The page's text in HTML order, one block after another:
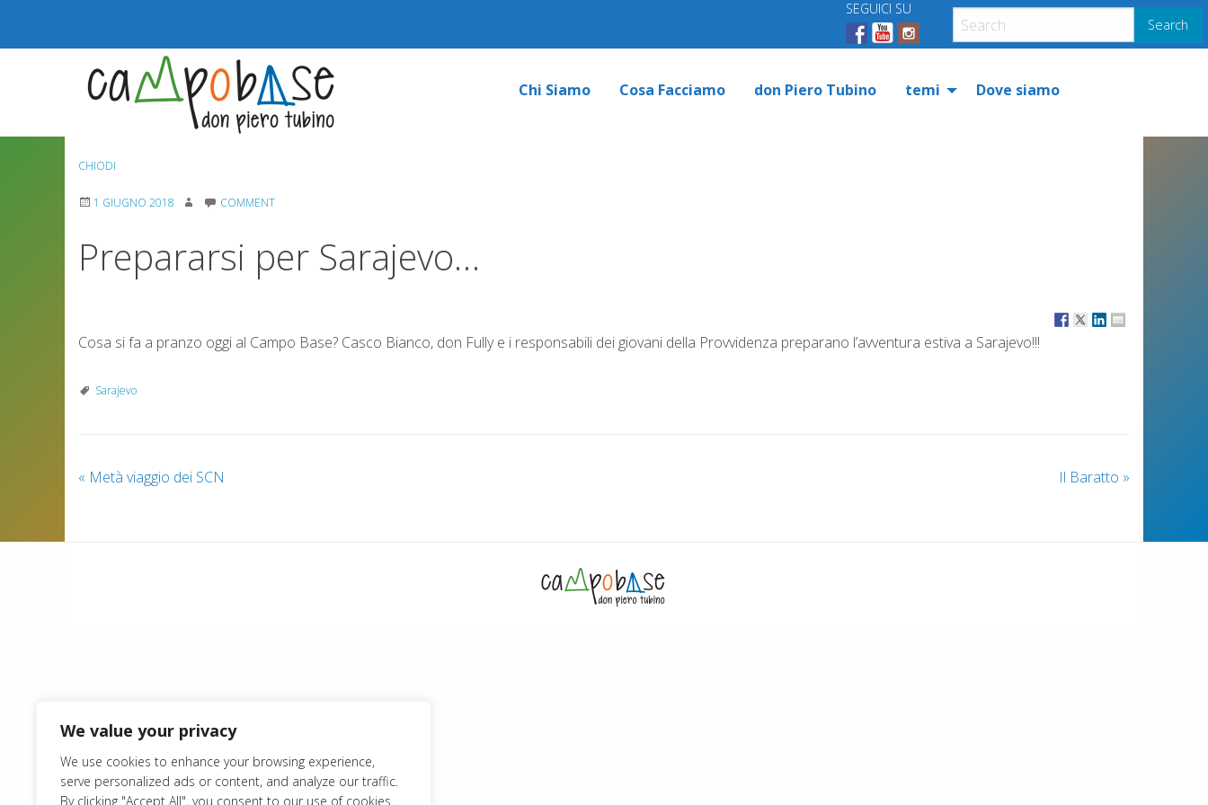
We value your privacy
We use cookies to enhance your browsing experience,
serve personalized ads or content, and analyze our traffic.
By clicking "Accept All", you consent to our use of cookies.
content
Search
SEGUICI SU
Chi Siamo Cosa Facciamo don Piero Tubino temi Dove siamo
CHIODI
1 GIUGNO 2018 COMMENT
Prepararsi per Sarajevo…
Cosa si fa a pranzo oggi al Campo Base? Casco Bianco, don Fully e i responsabili dei giovani della Provvidenza preparano l’avventura estiva a Sarajevo!!!
Sarajevo
« Metà viaggio dei SCN Il Baratto »